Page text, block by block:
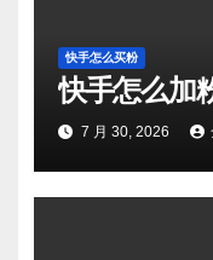
快手怎么买粉
快手怎么加
7 月 30, 2026